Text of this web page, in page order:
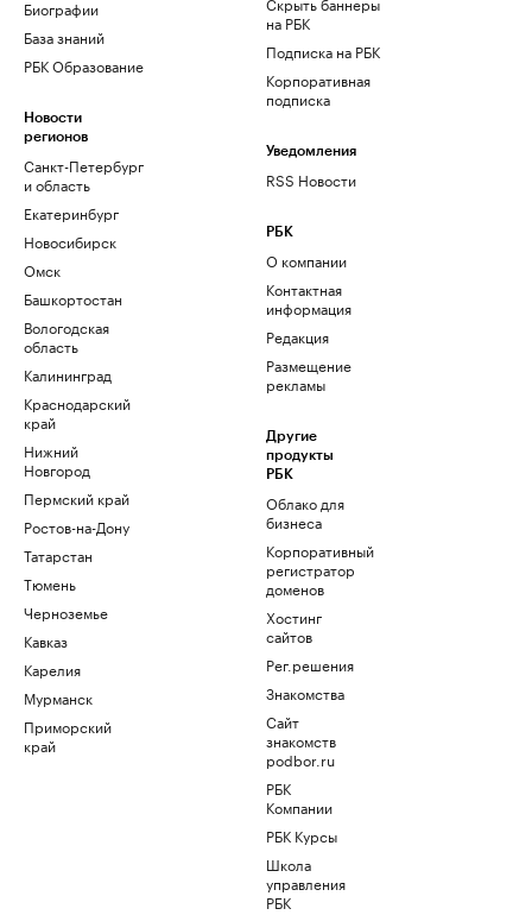
Биографии
База знаний
РБК Образование
Новости
регионов
Санкт-Петербург
и область
Екатеринбург
Новосибирск
Омск
Башкортостан
Вологодская
область
Калининград
Краснодарский
край
Нижний
Новгород
Пермский край
Ростов-на-Дону
Татарстан
Тюмень
Черноземье
Кавказ
Карелия
Мурманск
Приморский
край
на РБК
Подписка на РБК
Корпоративная
подписка
Уведомления
RSS Новости
РБК
О компании
Контактная
информация
Редакция
Размещение
рекламы
Другие
продукты
РБК
Облако для
бизнеса
Корпоративный
регистратор
доменов
Хостинг
сайтов
Рег.решения
Знакомства
Сайт
знакомств
podbor.ru
РБК
Компании
РБК Курсы
Школа
управления
РБК